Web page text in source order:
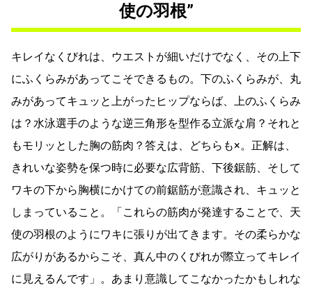
使の羽根”
キレイなくびれは、ウエストが細いだけでなく、その上下
にふくらみがあってこそできるもの。下のふくらみが、丸
みがあってキュッと上がったヒップならば、上のふくらみ
は？水泳選手のような逆三角形を型作る立派な肩？それと
もモリッとした胸の筋肉？答えは、どちらも×。正解は、
きれいな姿勢を保つ時に必要な広背筋、下後鋸筋、そして
ワキの下から胸横にかけての前鋸筋が意識され、キュッと
しまっていること。「これらの筋肉が発達することで、天
使の羽根のようにワキに張りが出てきます。その柔らかな
広がりがあるからこそ、真ん中のくびれが際立ってキレイ
に見えるんです」。あまり意識してこなかったかもしれな